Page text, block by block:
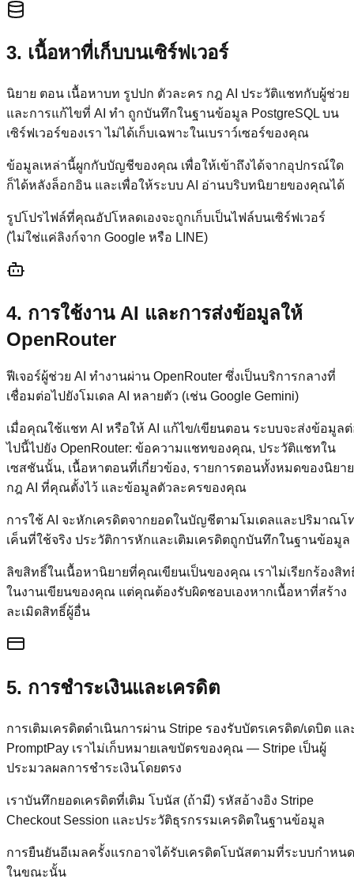
3. เนื้อหาที่เก็บบนเซิร์ฟเวอร์
นิยาย ตอน เนื้อหาบท รูปปก ตัวละคร กฎ AI ประวัติแชทกับผู้ช่วย
และการแก้ไขที่ AI ทำ ถูกบันทึกในฐานข้อมูล PostgreSQL บน
เซิร์ฟเวอร์ของเรา ไม่ได้เก็บเฉพาะในเบราว์เซอร์ของคุณ
ข้อมูลเหล่านี้ผูกกับบัญชีของคุณ เพื่อให้เข้าถึงได้จากอุปกรณ์ใด
ก็ได้หลังล็อกอิน และเพื่อให้ระบบ AI อ่านบริบทนิยายของคุณได้
รูปโปรไฟล์ที่คุณอัปโหลดเองจะถูกเก็บเป็นไฟล์บนเซิร์ฟเวอร์
(ไม่ใช่แค่ลิงก์จาก Google หรือ LINE)
4. การใช้งาน AI และการส่งข้อมูลให้
OpenRouter
ฟีเจอร์ผู้ช่วย AI ทำงานผ่าน OpenRouter ซึ่งเป็นบริการกลางที่
เชื่อมต่อไปยังโมเดล AI หลายตัว (เช่น Google Gemini)
เมื่อคุณใช้แชท AI หรือให้ AI แก้ไข/เขียนตอน ระบบจะส่งข้อมูล
ไปนี้ไปยัง OpenRouter: ข้อความแชทของคุณ, ประวัติแชทใน
เซสชันนั้น, เนื้อหาตอนที่เกี่ยวข้อง, รายการตอนทั้งหมดของนิยา
กฎ AI ที่คุณตั้งไว้ และข้อมูลตัวละครของคุณ
การใช้ AI จะหักเครดิตจากยอดในบัญชีตามโมเดลและปริมาณโ
เค็นที่ใช้จริง ประวัติการหักและเติมเครดิตถูกบันทึกในฐานข้อมูล
ลิขสิทธิ์ในเนื้อหานิยายที่คุณเขียนเป็นของคุณ เราไม่เรียกร้องสิท
ในงานเขียนของคุณ แต่คุณต้องรับผิดชอบเองหากเนื้อหาที่สร้าง
ละเมิดสิทธิ์ผู้อื่น
5. การชำระเงินและเครดิต
การเติมเครดิตดำเนินการผ่าน Stripe รองรับบัตรเครดิต/เดบิต แล
PromptPay เราไม่เก็บหมายเลขบัตรของคุณ — Stripe เป็นผู้
ประมวลผลการชำระเงินโดยตรง
เราบันทึกยอดเครดิตที่เติม โบนัส (ถ้ามี) รหัสอ้างอิง Stripe
Checkout Session และประวัติธุรกรรมเครดิตในฐานข้อมูล
การยืนยันอีเมลครั้งแรกอาจได้รับเครดิตโบนัสตามที่ระบบกำหนด
ในขณะนั้น